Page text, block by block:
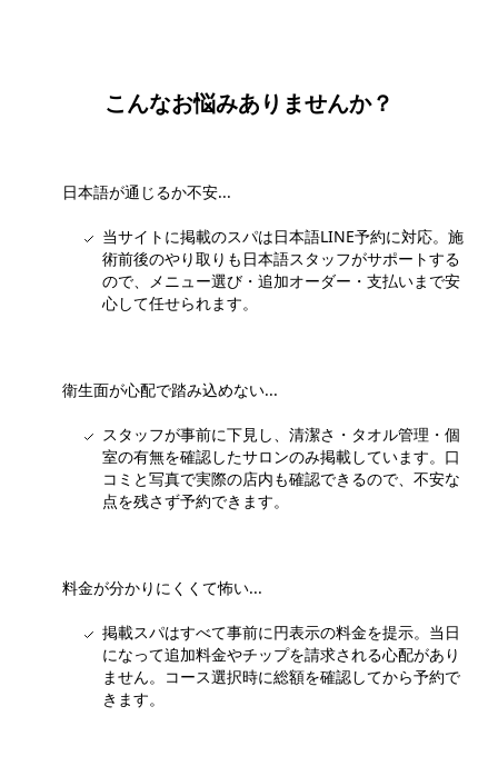
こんなお悩みありませんか？
日本語が通じるか不安...
当サイトに掲載のスパは日本語LINE予約に対応。施
術前後のやり取りも日本語スタッフがサポートする
ので、メニュー選び・追加オーダー・支払いまで安
心して任せられます。
衛生面が心配で踏み込めない...
スタッフが事前に下見し、清潔さ・タオル管理・個
室の有無を確認したサロンのみ掲載しています。口
コミと写真で実際の店内も確認できるので、不安な
点を残さず予約できます。
料金が分かりにくくて怖い...
掲載スパはすべて事前に円表示の料金を提示。当日
になって追加料金やチップを請求される心配があり
ません。コース選択時に総額を確認してから予約で
きます。